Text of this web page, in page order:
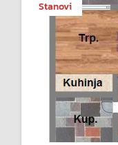
Stanovi